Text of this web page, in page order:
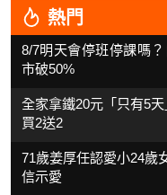
熱門
8/7明天會停班停課嗎
市破50%
全家拿鐵20元「只有5
買2送2
71歲姜厚任認愛小24歲
信示愛